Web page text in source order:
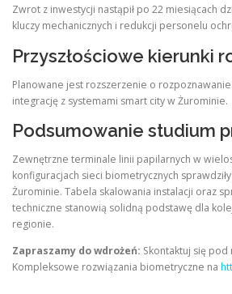
Zwrot z inwestycji nastąpił po 22 miesiącach
kluczy mechanicznych i redukcji personelu
Przyszłościowe kierunki
Planowane jest rozszerzenie o
integrację z systemami smart city w Żurominie.
Podsumowanie studium
Zewnętrzne terminale linii papilarnych w
konfiguracjach sieci biometrycznych
Żurominie. Tabela skalowania instalacji oraz
techniczne stanowią solidną podstawę dla
regionie.
Zapraszamy do wdrożeń: Skontaktuj się pod
Kompleksowe rozwiązania biometryczne na